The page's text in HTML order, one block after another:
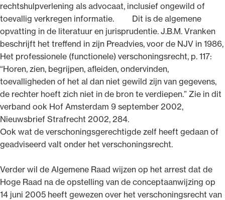
rechtshulpverlening als advocaat, inclusief ongewild of
toevallig verkregen informatie. Dit is de algemene
opvatting in de literatuur en jurisprudentie. J.B.M. Vranken
beschrijft het treffend in zijn Preadvies, voor de NJV in 1986,
Het professionele (functionele) verschoningsrecht, p. 117:
“Horen, zien, begrijpen, afleiden, ondervinden,
toevalligheden of het al dan niet gewild zijn van gegevens,
de rechter hoeft zich niet in de bron te verdiepen.” Zie in dit
verband ook Hof Amsterdam 9 september 2002,
Nieuwsbrief Strafrecht 2002, 284.
Ook wat de verschoningsgerechtigde zelf heeft gedaan of
geadviseerd valt onder het verschoningsrecht.
Verder wil de Algemene Raad wijzen op het arrest dat de
Hoge Raad na de opstelling van de conceptaanwijzing op
14 juni 2005 heeft gewezen over het verschoningsrecht van